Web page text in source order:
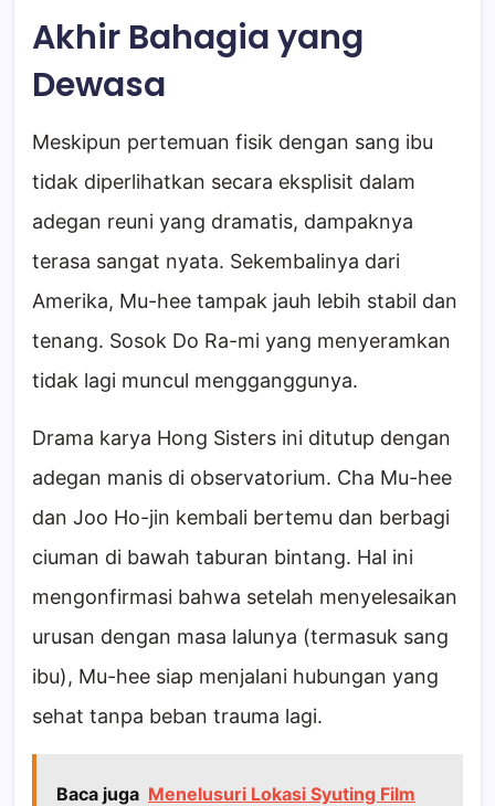
Akhir Bahagia yang
Dewasa
Meskipun pertemuan fisik dengan sang ibu
tidak diperlihatkan secara eksplisit dalam
adegan reuni yang dramatis, dampaknya
terasa sangat nyata. Sekembalinya dari
Amerika, Mu-hee tampak jauh lebih stabil dan
tenang. Sosok Do Ra-mi yang menyeramkan
tidak lagi muncul mengganggunya.
Drama karya Hong Sisters ini ditutup dengan
adegan manis di observatorium. Cha Mu-hee
dan Joo Ho-jin kembali bertemu dan berbagi
ciuman di bawah taburan bintang. Hal ini
mengonfirmasi bahwa setelah menyelesaikan
urusan dengan masa lalunya (termasuk sang
ibu), Mu-hee siap menjalani hubungan yang
sehat tanpa beban trauma lagi.
Baca juga Menelusuri Lokasi Syuting Film